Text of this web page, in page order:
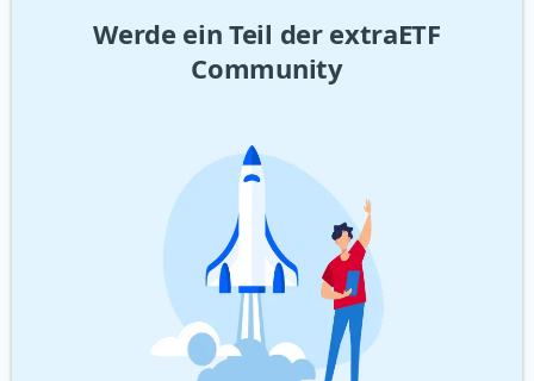
Werde ein Teil der extraETF
Community